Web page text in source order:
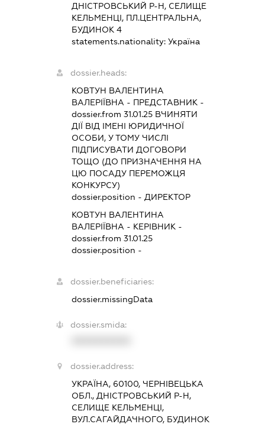
ДНІСТРОВСЬКИЙ Р-Н, СЕЛИЩЕ
КЕЛЬМЕНЦІ, ПЛ.ЦЕНТРАЛЬНА,
БУДИНОК 4
statements.nationality:Україна
dossier.heads:
КОВТУН ВАЛЕНТИНА
ВАЛЕРІЇВНА - ПРЕДСТАВНИК -
dossier.from 31.01.25 ВЧИНЯТИ
ДІЇ ВІД ІМЕНІ ЮРИДИЧНОЇ
ОСОБИ, У ТОМУ ЧИСЛІ
ПІДПИСУВАТИ ДОГОВОРИ
ТОЩО (ДО ПРИЗНАЧЕННЯ НА
ЦЮ ПОСАДУ ПЕРЕМОЖЦЯ
КОНКУРСУ)
dossier.position - ДИРЕКТОР
КОВТУН ВАЛЕНТИНА
ВАЛЕРІЇВНА - КЕРІВНИК -
dossier.from 31.01.25
dossier.position -
dossier.beneficiaries:
dossier.missingData
dossier.smida:
dossier.address:
УКРАЇНА, 60100, ЧЕРНІВЕЦЬКА
ОБЛ., ДНІСТРОВСЬКИЙ Р-Н,
СЕЛИЩЕ КЕЛЬМЕНЦІ,
ВУЛ.САГАЙДАЧНОГО, БУДИНОК